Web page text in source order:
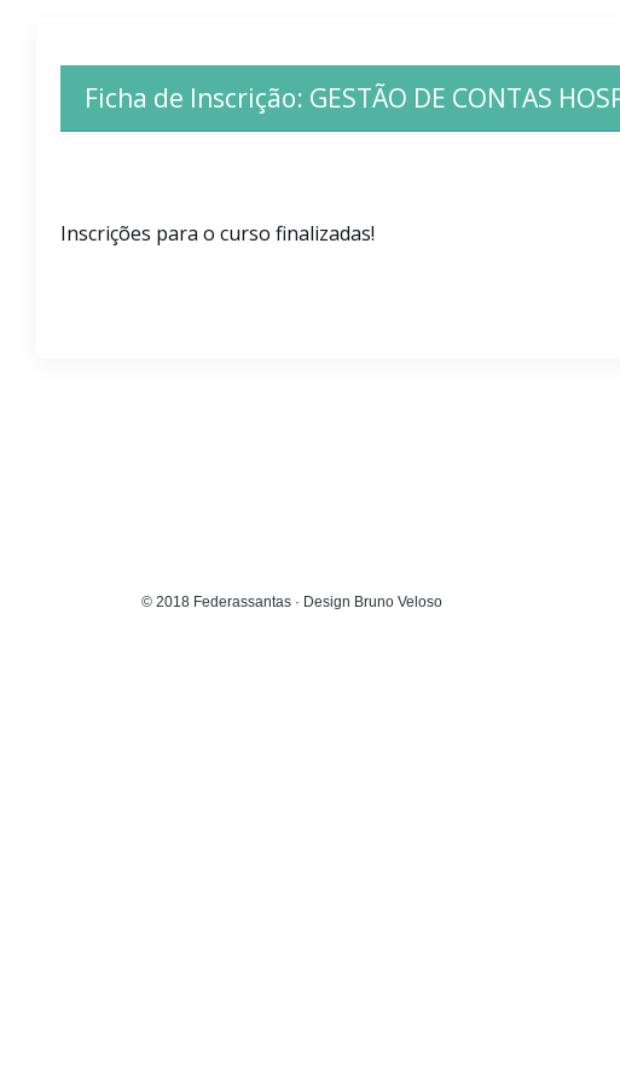
Ficha de Inscrição: GESTÃO DE CONTAS
Inscrições para o curso finalizadas!
© 2018 Federassantas · Design Bruno Veloso